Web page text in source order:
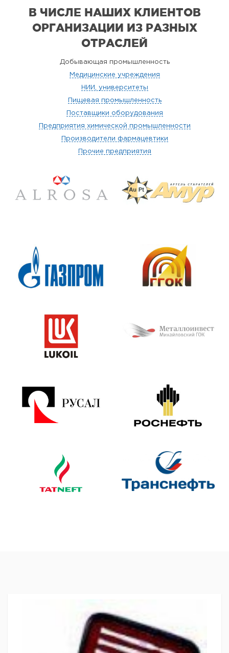
В ЧИСЛЕ НАШИХ КЛИЕНТОВ
ОРГАНИЗАЦИИ ИЗ РАЗНЫХ
ОТРАСЛЕЙ
Добывающая промышленность
Медицинские учреждения
НИИ, университеты
Пищевая промышленность
Поставщики оборудования
Предприятия химической промышленности
Производители фармацевтики
Прочие предприятия